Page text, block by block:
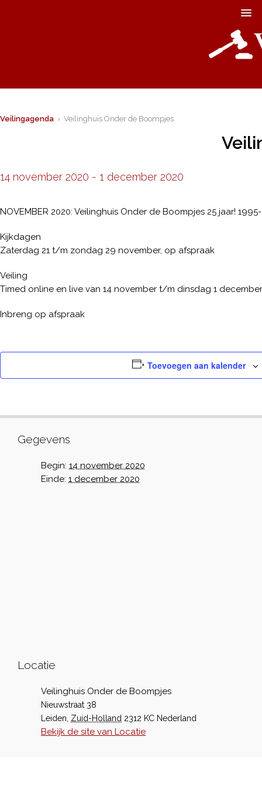
Veilingagenda › Veilinghuis Onder de Boompjes
14 november 2020 - 1 december 2020
NOVEMBER 2020: Veilinghuis Onder de Boompjes 25 jaar!
Kijkdagen
Zaterdag 21 t/m zondag 29 november, op afspraak
Veiling
Timed online en live van 14 november t/m dinsdag 1 december
Inbreng op afspraak
Toevoegen aan kalender
Gegevens
Begin: 14 november 2020
Einde: 1 december 2020
Locatie
Veilinghuis Onder de Boompjes
Nieuwstraat 38
Leiden Zuid-Holland 2312 KC Nederland
Bekijk de site van Locatie